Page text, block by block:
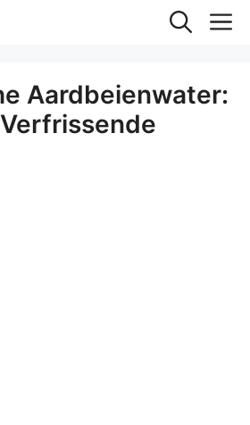
Aardbeienwater: